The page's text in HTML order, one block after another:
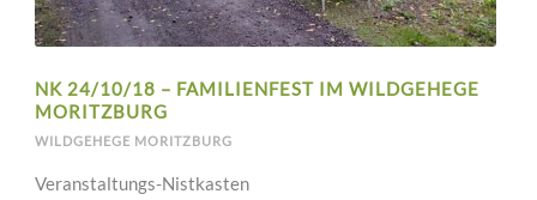
NK 24/10/18 – FAMILIENFEST IM WILDGEHEGE
MORITZBURG
WILDGEHEGE MORITZBURG
Veranstaltungs-Nistkasten